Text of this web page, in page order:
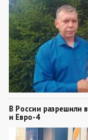
В России разрешили
и Евро-4